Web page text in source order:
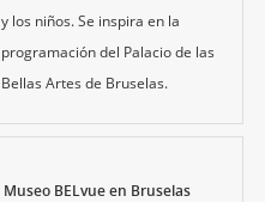
y los niños. Se inspira en la
programación del Palacio de las
Bellas Artes de Bruselas.
Museo BELvue en Bruselas